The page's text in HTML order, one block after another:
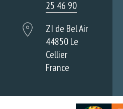
25 46 90
ZI de Bel Air
44850 Le
Cellier
France